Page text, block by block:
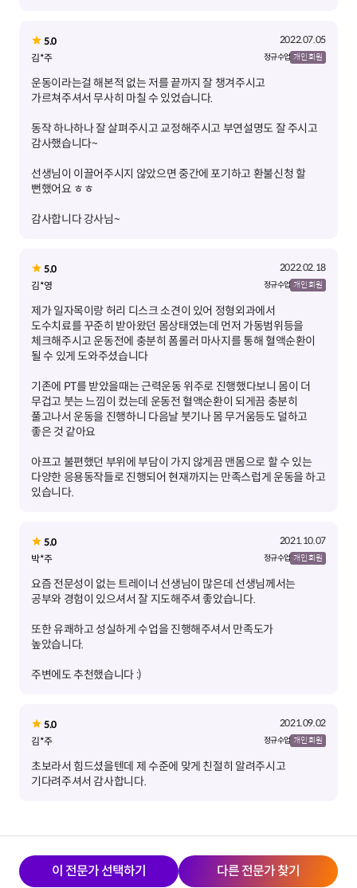
5.0
2022.07.05
김*주
정규 수업 개인 회원
운동이라는걸 해본적 없는 저를 끝까지 잘 챙겨주시고
동작 하나하나 잘 살펴주시고 교정해주시고 부연설명도 잘 주시고
선생님이 이끌어주시지 않았으면 중간에 포기하고 환불신청 할
감사합니다 강사님~
5.0
2022.02.18
김*영
정규 수업 개인 회원
제가 일자목이랑 허리 디스크 소견이 있어 정형외과에서
도수치료를 꾸준히 받아왔던 몸상태였는데 먼저 가동범위등을
체크해주시고 운동전에 충분히 폼롤러 마사지를 통해 혈액순환이
될 수 있게 도와주셨습니다
기존에 PT를 받았을때는 근력운동 위주로 진행했다보니 몸이 더
무겁고 붓는 느낌이 컸는데 운동전 혈액순환이 되게끔 충분히
풀고나서 운동을 진행하니 다음날 붓기나 몸 무거움등도 덜하고
아프고 불편했던 부위에 부담이 가지 않게끔 맨몸으로 할 수 있는
다양한 응용동작들로 진행되어 현재까지는 만족스럽게 운동을 하고
있습니다.
5.0
2021.10.07
박*주
정규 수업 개인 회원
요즘 전문성이 없는 트레이너 선생님이 많은데 선생님께서는
또한 유쾌하고 성실하게 수업을 진행해주셔서 만족도가
주변에도 추천했습니다 :)
5.0
2021.09.02
김*주
정규 수업 개인 회원
초보라서 힘드셨을텐데 제 수준에 맞게 친절히 알려주시고
기다려주셔서 감사합니다.
이 전문가 선택하기 다른 전문가 찾기